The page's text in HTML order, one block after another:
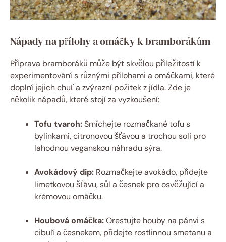
Nápady na přílohy a omáčky k bramborákům
Příprava bramboráků může být skvělou příležitostí k
experimentování s různými přílohami a omáčkami, které
doplní jejich chuť a zvýrazní požitek z jídla. Zde je
několik nápadů, které stojí za vyzkoušení:
Tofu tvaroh:Smíchejte rozmačkané tofu s
bylinkami, citronovou šťávou a trochou soli pro
lahodnou veganskou náhradu sýra.
Avokádový dip: Rozmačkejte avokádo, přidejte
limetkovou šťávu, sůl a česnek pro osvěžující a
krémovou omáčku.
Houbová omáčka:Orestujte houby na pánvi s
cibulí a česnekem, přidejte rostlinnou smetanu a